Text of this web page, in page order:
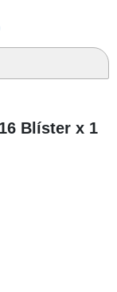
Blíster x 1